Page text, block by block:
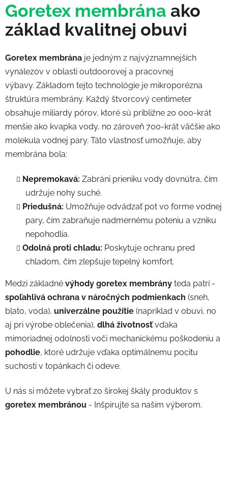
Goretex membrána ako
základ kvalitnej obuvi
Goretex membrána je jedným z najvýznamnejších
vynálezov v oblasti outdoorovej a pracovnej
výbavy. Základom tejto technológie je mikroporézna
štruktúra membrány. Každý štvorcový centimeter
obsahuje miliardy pórov, ktoré sú približne 20 000-krát
menšie ako kvapka vody, no zároveň 700-krát väčšie ako
molekula vodnej pary. Táto vlastnosť umožňuje, aby
membrána bola:
Nepremokavá: Zabráni prieniku vody dovnútra, čím
udržuje nohy suché.
Priedušná: Umožňuje odvádzať pot vo forme vodnej
pary, čím zabraňuje nadmernému poteniu a vzniku
nepohodlia.
Odolná proti chladu: Poskytuje ochranu pred
chladom, čím zlepšuje tepelný komfort.
Medzi základné výhody goretex membrány teda patrí -
spoľahlivá ochrana v náročných podmienkach (sneh,
blato, voda), univerzálne použitie (napríklad v obuvi, no
aj pri výrobe oblečenia), dlhá životnosťvďaka
mimoriadnej odolnosti voči mechanickému poškodeniu a
pohodlie, ktoré udržuje vďaka optimálnemu pocitu
suchosti v topánkach či odeve.
U nás si môžete vybrať zo širokej škály produktov s
goretex membránou - Inšpirujte sa našim výberom.